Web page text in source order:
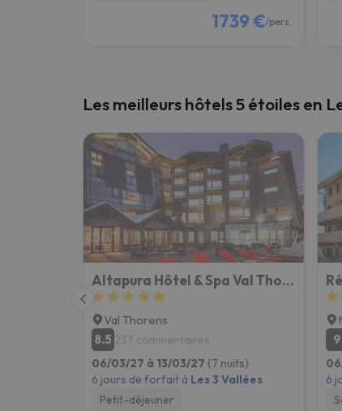
1739 €/pers.
Les meilleurs hôtels 5 étoiles en
Altapura Hôtel & Spa Val Thorens
Val Thorens
8.5 237 commentaires
06/03/27 à 13/03/27 (7 nuits)
6 jours de forfait à Les 3 Vallées
Petit-déjeuner
9
6